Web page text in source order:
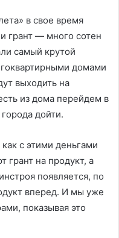
в свое время
грант — много сотен
самый крутой
домами
выходить на
из дома перейдем в
дойти.
с этими деньгами
грант на продукт, а
появляется, по
вперед. И мы уже
показывая это